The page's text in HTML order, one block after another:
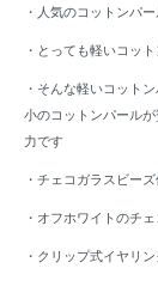
・人気のコットンパ
・とっても軽いコッ
・そんな軽いコット
小のコットンパール
力です
・チェコガラスビー
・オフホワイトのチ
・クリップ式イヤリ